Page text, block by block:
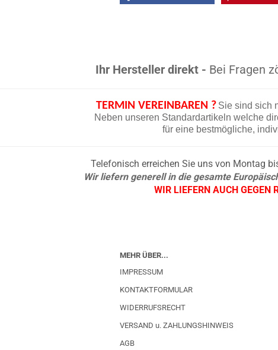
Ihr Hersteller direkt - Bei Fragen
TERMIN VEREINBAREN ? Sie sind sich
Neben unseren Standardartikeln welche
für eine bestmögliche,
Telefonisch erreichen Sie uns von Montag
Wir liefern generell in die gesamte
WIR LIEFERN AUCH GEGEN
MEHR ÜBER...
IMPRESSUM
KONTAKTFORMULAR
WIDERRUFSRECHT
VERSAND u. ZAHLUNGSHINWEIS
AGB